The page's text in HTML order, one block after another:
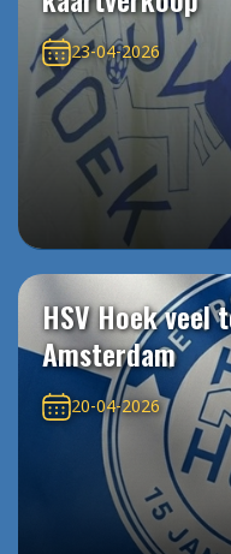
23-04-2026
HSV Hoek veel
Amsterdam
20-04-2026